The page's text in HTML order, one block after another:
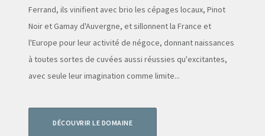
Ferrand, ils vinifient avec brio les cépages locaux, Pinot
Noir et Gamay d'Auvergne, et sillonnent la France et
l'Europe pour leur activité de négoce, donnant naissances
à toutes sortes de cuvées aussi réussies qu'excitantes,
avec seule leur imagination comme limite...
DÉCOUVRIR LE DOMAINE